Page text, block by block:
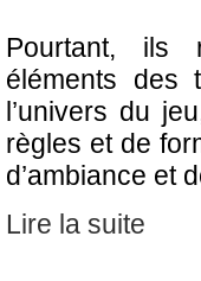
Pourtant, ils
éléments des
l’univers du
règles et de
d’ambiance et
Lire la suite